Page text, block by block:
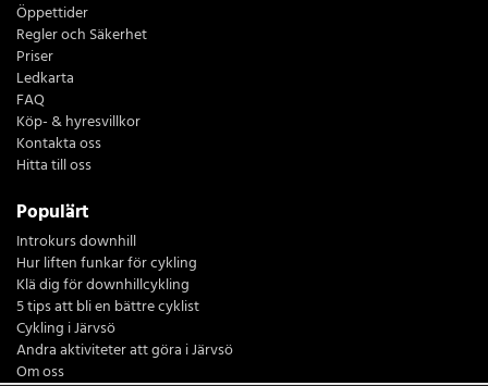
Öppettider
Regler och Säkerhet
Priser
Ledkarta
FAQ
Köp- & hyresvillkor
Kontakta oss
Hitta till oss
Populärt
Introkurs downhill
Hur liften funkar för cykling
Klä dig för downhillcykling
5 tips att bli en bättre cyklist
Cykling i Järvsö
Andra aktiviteter att göra i Järvsö
Om oss